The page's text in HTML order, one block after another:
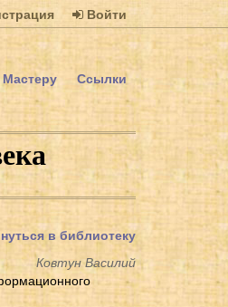
Войти
Ссылки
в библиотеку
Ковтун Василий